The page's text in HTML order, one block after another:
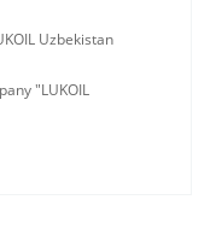
Uzbekistan
"LUKOIL